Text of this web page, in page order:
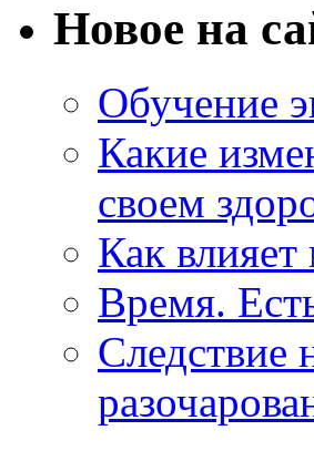
Новое на
Обучение
Какие
своем
Как влияет
Время.
Следствие